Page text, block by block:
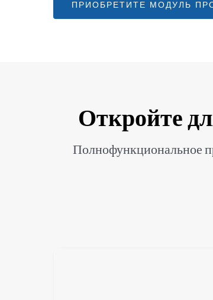
ПРИОБРЕТИТЕ МОДУЛЬ
Откройте
Полнофункциональное